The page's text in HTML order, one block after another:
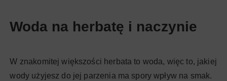
Woda na herbatę i naczynie
W znakomitej większości herbata to woda, więc to, jakiej
wody użyjesz do jej parzenia ma spory wpływ na smak.